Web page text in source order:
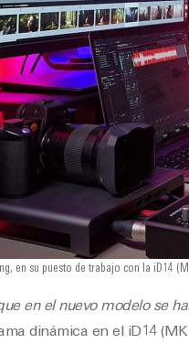
en su puesto de trabajo con la iD14
en el nuevo modelo se
dinámica en el iD14